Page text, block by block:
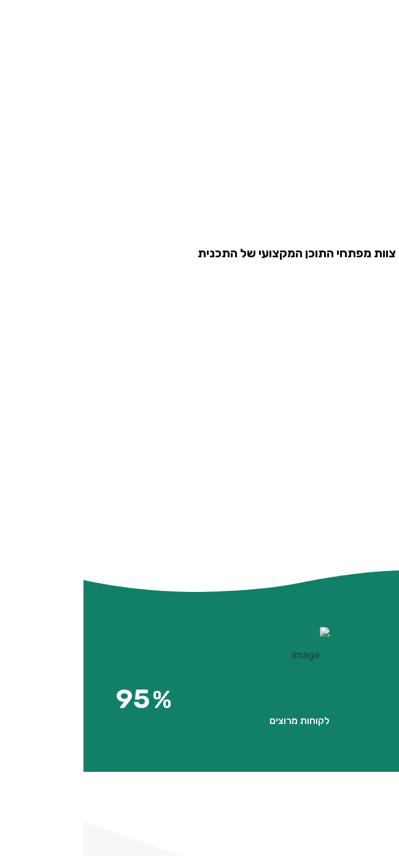
מפתחי התוכן המקצועי של התכנית
95%
לקוחות מרוצים